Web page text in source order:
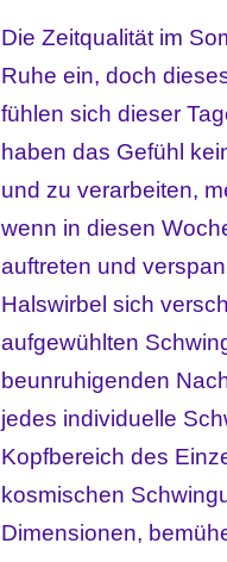
Die Zeitqualität im
Ruhe ein, doch
fühlen sich dieser
haben das Gefühl
und zu verarbeiten,
wenn in diesen
auftreten und
Halswirbel sich
aufgewühlten
beunruhigenden
jedes individuelle
Kopfbereich des
kosmischen
Dimensionen,